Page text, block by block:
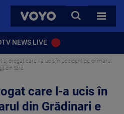
VOYO
CAUTA
TOATE
NEWS LIVE
și drogat care l-a ucis în accident pe primarul
din țară
care l-a ucis în
din Grădinari e